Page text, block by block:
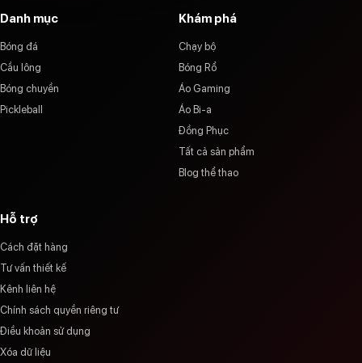
Danh mục
Bóng đá
Cầu lông
Bóng chuyền
Pickleball
Khám phá
Chạy bộ
Bóng Rổ
Áo Gaming
Áo Bi-a
Đồng Phục
Tất cả sản phẩm
Blog thể thao
Hỗ trợ
Cách đặt hàng
Tư vấn thiết kế
Kênh liên hệ
Chính sách quyền riêng tư
Điều khoản sử dụng
Xóa dữ liệu